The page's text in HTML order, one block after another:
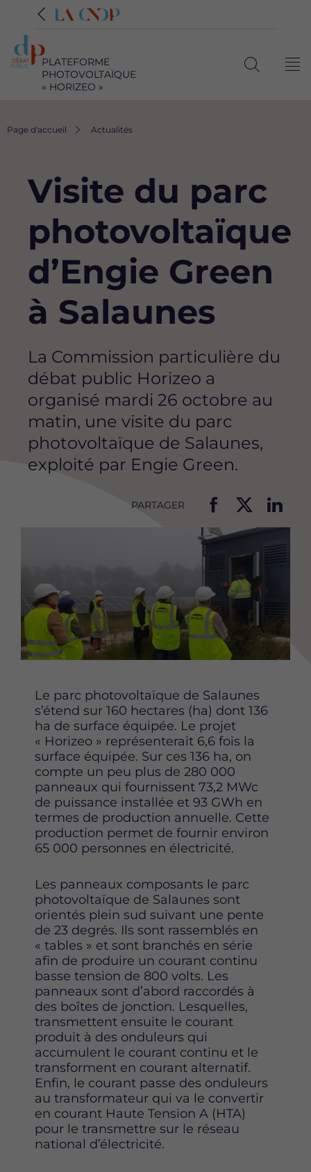
PLATEFORME
PHOTOVOLTAÏQUE
« HORIZEO »
Fil
Page d'accueil Actualités
Visite du parc
photovoltaïque
d’Engie Green
à Salaunes
La Commission particulière du
débat public Horizeo a
organisé mardi 26 octobre au
matin, une visite du parc
photovoltaïque de Salaunes,
exploité par Engie Green.
PARTAGER
a
g
e
c
e
t
e
p
a
g
e
s
u
r
F
a
c
b
o
o
k
a
r
a
g
c
e
t
e
p
a
g
e
s
u
r
T
w
t
e
r
r
c
e
e
L
i
Le parc photovoltaïque de Salaunes
s’étend sur 160 hectares (ha) dont 136
ha de surface équipée. Le projet
« Horizeo » représenterait 6,6 fois la
surface équipée. Sur ces 136 ha, on
compte un peu plus de 280 000
panneaux qui fournissent 73,2 MWc
de puissance installée et 93 GWh en
termes de production annuelle. Cette
production permet de fournir environ
65 000 personnes en électricité.
Les panneaux composants le parc
photovoltaïque de Salaunes sont
orientés plein sud suivant une pente
de 23 degrés. Ils sont rassemblés en
« tables » et sont branchés en série
afin de produire un courant continu
basse tension de 800 volts. Les
panneaux sont d’abord raccordés à
des boîtes de jonction. Lesquelles,
transmettent ensuite le courant
produit à des onduleurs qui
accumulent le courant continu et le
transforment en courant alternatif.
Enfin, le courant passe des onduleurs
au transformateur qui va le convertir
en courant Haute Tension A (HTA)
pour le transmettre sur le réseau
national d’électricité.